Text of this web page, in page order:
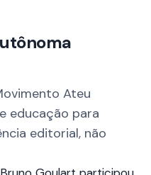
Ateu
educação para
editorial, não